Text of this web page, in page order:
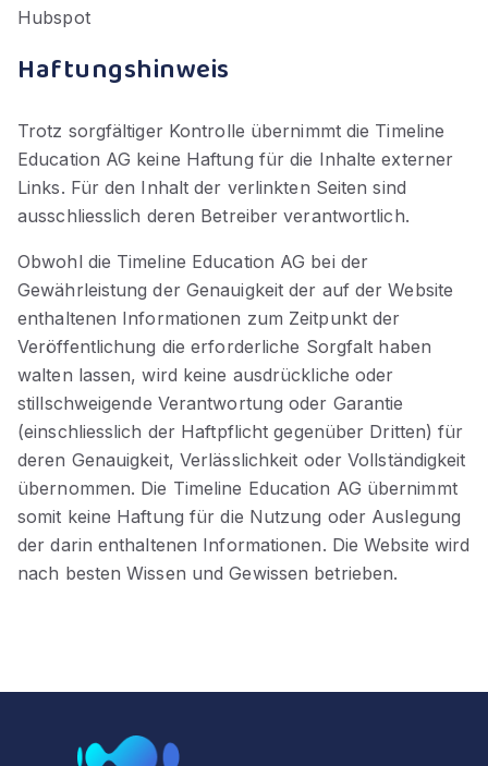
Hubspot
Haftungshinweis
Trotz sorgfältiger Kontrolle übernimmt die Timeline
Education AG keine Haftung für die Inhalte externer
Links. Für den Inhalt der verlinkten Seiten sind
ausschliesslich deren Betreiber verantwortlich.
Obwohl die Timeline Education AG bei der
Gewährleistung der Genauigkeit der auf der Website
enthaltenen Informationen zum Zeitpunkt der
Veröffentlichung die erforderliche Sorgfalt haben
walten lassen, wird keine ausdrückliche oder
stillschweigende Verantwortung oder Garantie
(einschliesslich der Haftpflicht gegenüber Dritten) für
deren Genauigkeit, Verlässlichkeit oder Vollständigkeit
übernommen. Die Timeline Education AG übernimmt
somit keine Haftung für die Nutzung oder Auslegung
der darin enthaltenen Informationen. Die Website wird
nach besten Wissen und Gewissen betrieben.